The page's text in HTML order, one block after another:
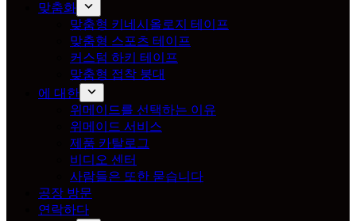
맞춤화
맞춤형 키네시올로지 테이프
맞춤형 스포츠 테이프
커스텀 하키 테이프
맞춤형 접착 붕대
에 대한
위메이드를 선택하는 이유
위메이드 서비스
제품 카탈로그
비디오 센터
사람들은 또한 묻습니다
공장 방문
연락하다